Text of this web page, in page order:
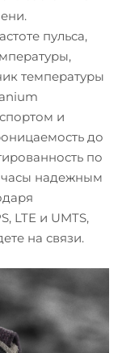
пульса,
температуры
и
до
по
часы надежным
LTE и UMTS,
на связи.